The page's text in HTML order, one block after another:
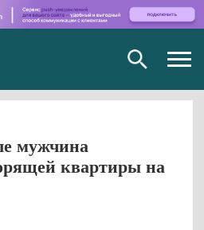
мужчина
квартиры на